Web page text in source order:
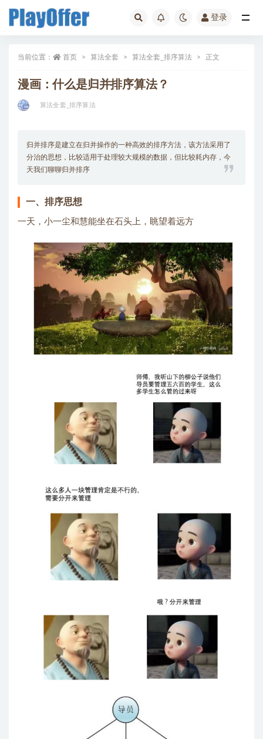
登录
当前位置： 首页 算法全套 算法全套_排序算法 正文
漫画：什么是归并排序算法？
算法全套_排序算法
归并排序是建立在归并操作的一种高效的排序方法，该方法采用了
分治的思想，比较适用于处理较大规模的数据，但比较耗内存，今
天我们聊聊归并排序
一、排序思想
一天，小一尘和慧能坐在石头上，眺望着远方